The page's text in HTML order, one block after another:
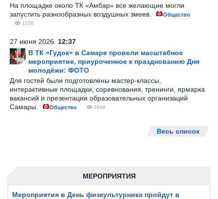
МЕРОПРИЯТИЯ
Мероприятия в День физкультурника пройдут в
На площадке около ТК «Амбар» все желающие могли
запустить разнообразных воздушных змеев.
Общество
1226
27 июня 2026 12:37
В ТК «Гудок» в Самаре провели масштабное
мероприятие, приуроченное к празднованию Дня
молодёжи: ФОТО
Для гостей были подготовлены мастер-классы,
интерактивные площадки, соревнования, тренинги, ярмарка
вакансий и презентации образовательных организаций
Самары.
Общество 2948
Весь список